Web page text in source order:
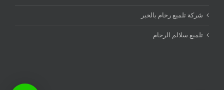
شركة تلميع رخام بالخبر
تلميع سلالم الرخام